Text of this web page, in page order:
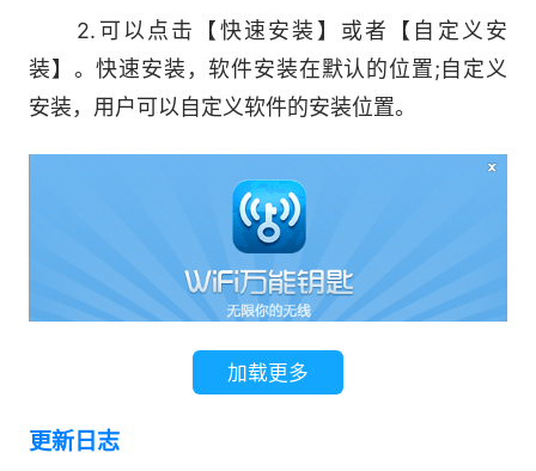
时，无感切换至更优质网络，全程无需用户干预，
保障网络始终流畅。
2.可以点击【快速安装】或者【自定义安
装】。快速安装，软件安装在默认的位置;自定义
安装，用户可以自定义软件的安装位置。
加载更多
更新日志